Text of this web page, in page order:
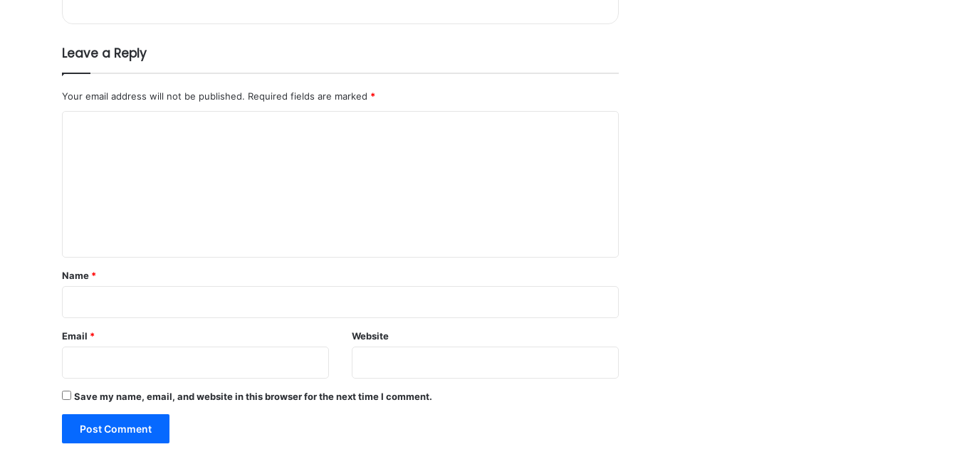
Leave a Reply
Your email address will not be published. Required fields are marked *
*
Name *
Email * Website
Save my name, email, and website in this browser for the next time I comment.